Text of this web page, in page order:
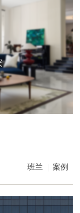
班兰 案例